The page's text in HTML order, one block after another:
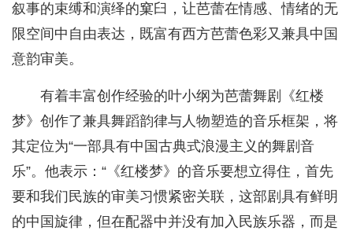
叙事的束缚和演绎的窠臼，让芭蕾在情感、情绪的无
限空间中自由表达，既富有西方芭蕾色彩又兼具中国
意韵审美。
有着丰富创作经验的叶小纲为芭蕾舞剧《红楼
梦》创作了兼具舞蹈韵律与人物塑造的音乐框架，将
其定位为“一部具有中国古典式浪漫主义的舞剧音
乐”。他表示：“《红楼梦》的音乐要想立得住，首先
要和我们民族的审美习惯紧密关联，这部剧具有鲜明
的中国旋律，但在配器中并没有加入民族乐器，而是